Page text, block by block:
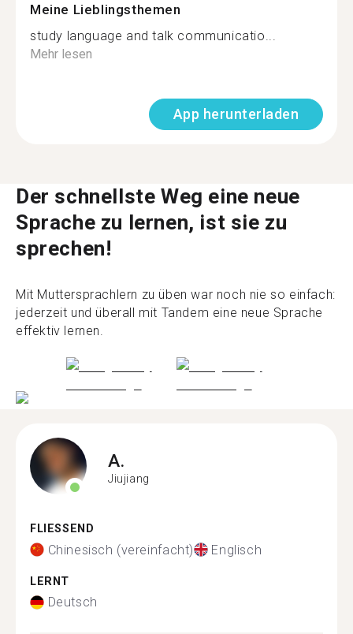
Meine Lieblingsthemen
study language and talk communicatio...
Mehr lesen
App herunterladen
Der schnellste Weg eine neue
Sprache zu lernen, ist sie zu
sprechen!
Mit Muttersprachlern zu üben war noch nie so einfach:
jederzeit und überall mit Tandem eine neue Sprache
effektiv lernen.
A.
Jiujiang
FLIESSEND
Chinesisch (vereinfacht) Englisch
LERNT
Deutsch